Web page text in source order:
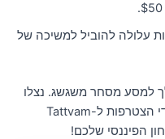
להוביל למשיכה של
מסחר משגשג. נצלו
את בונוס קבלת הפנים של $50 על ידי הצטרפות ל-Tattvam